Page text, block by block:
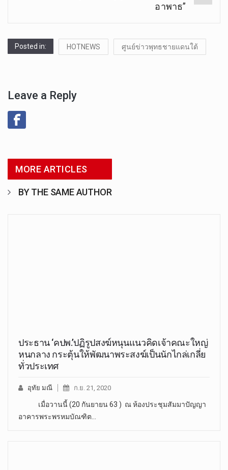
อาพาธ”
Posted in: HOTNEWS ศูนย์ข่าวพุทธชายแดนใต้
Leave a Reply
MORE ARTICLES
BY THE SAME AUTHOR
ประธาน ‘คปพ.’ปฏิรูปสงฆ์หนุนแนวคิดเจ้าคณะใหญ่
หนกลาง กระตุ้นให้พัฒนาพระสงฆ์เป็นนักไกล่เกลี่ย
ทั่วประเทศ
อุทัย มณี ก.ย. 21, 2020
เมื่อวานนี้ (20 กันยายน 63 ) ณ ห้องประชุมสัมมาปัญญา
อาคารพระพรหมบัณฑิต…